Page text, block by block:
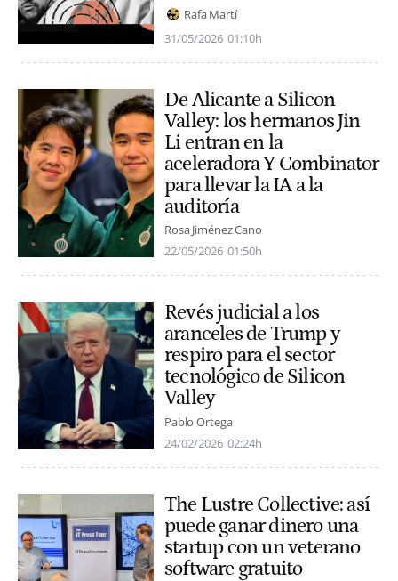
Rafa Martí
31/05/2026 01:10h
De Alicante a Silicon
Valley: los hermanos Jin
Li entran en la
aceleradora Y Combinator
para llevar la IA a la
auditoría
Rosa Jiménez Cano
22/05/2026 01:50h
Revés judicial a los
aranceles de Trump y
respiro para el sector
tecnológico de Silicon
Valley
Pablo Ortega
24/02/2026 02:24h
The Lustre Collective: así
puede ganar dinero una
startup con un veterano
software gratuito